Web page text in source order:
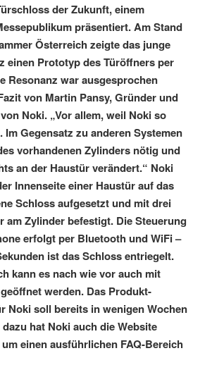
der Zukunft, einem
präsentiert. Am Stand
Österreich zeigte das junge
einen Prototyp des Türöffners per
Resonanz war ausgesprochen
von Martin Pansy, Gründer und
Noki. „Vor allem, weil Noki so
Gegensatz zu anderen Systemen
vorhandenen Zylinders nötig und
an der Haustür verändert.“ Noki
Innenseite einer Haustür auf das
Schloss aufgesetzt und mit drei
am Zylinder befestigt. Die Steuerung
erfolgt per Bluetooth und WiFi –
ist das Schloss entriegelt.
kann es nach wie vor auch mit
werden. Das Produkt-
Noki soll bereits in wenigen Wochen
hat Noki auch die Website
einen ausführlichen FAQ-Bereich